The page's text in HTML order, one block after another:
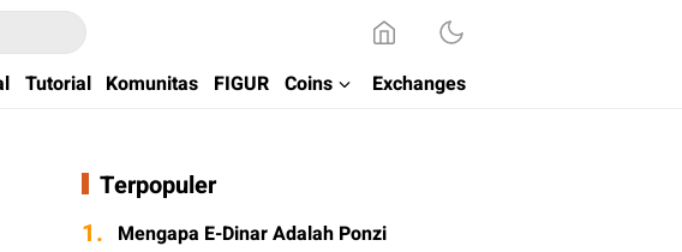
Tutorial Komunitas FIGUR Coins Exchanges
Terpopuler
1. Mengapa E-Dinar Adalah Ponzi